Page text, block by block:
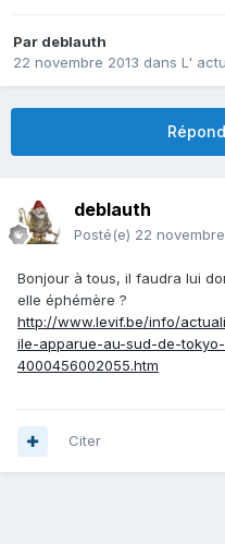
Par deblauth
22 novembre 2013 dans L'
deblauth
Posté(e) 22
Bonjour à tous, il faudra lui
elle éphémère ?
http://www.levif.be/info/
ile-apparue-au-sud-de-
4000456002055.htm
Citer